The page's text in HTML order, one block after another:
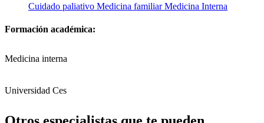
Cuidado paliativo Medicina familiarMedicina Interna
Formación académica:
Medicina interna
Universidad Ces